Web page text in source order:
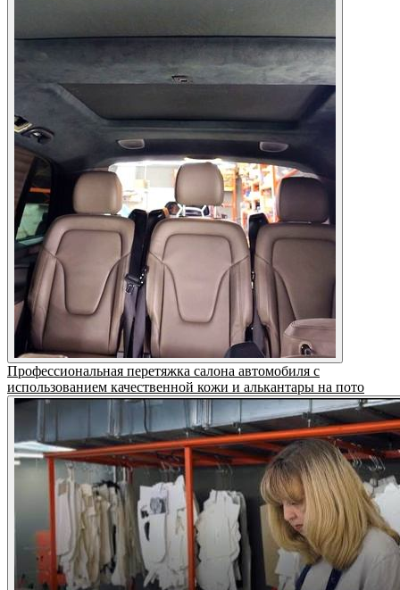
Профессиональная перетяжка салона автомобиля с
использованием качественной кожи и алькантары на пото